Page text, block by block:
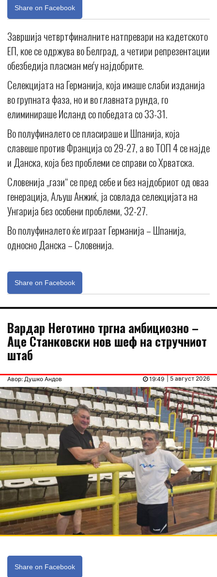
Share on Facebook
Завршија четвртфиналните натпревари на кадетското
ЕП, кое се одржува во Белград, а четири репрезентации
обезбедија пласман меѓу најдобрите.
Селекцијата на Германија, која имаше слаби изданија
во групната фаза, но и во главната рунда, го
елиминираше Исланд со победата со 33-31.
Во полуфиналето се пласираше и Шпанија, која
славеше против Франција со 29-27, а во ТОП 4 се најде
и Данска, која без проблеми се справи со Хрватска.
Словенија „гази“ се пред себе и без најдобриот од оваа
генерација, Аљуш Анжиќ, ја совлада селекцијата на
Унгарија без особени проблеми, 32-27.
Во полуфиналето ќе играат Германија – Шпанија,
односно Данска – Словенија.
Share on Facebook
Вардар Неготино тргна амбициозно –
Аце Станковски нов шеф на стручниот
штаб
Авор: Душко Андов | 5 август 2026
19:49
Share on Facebook